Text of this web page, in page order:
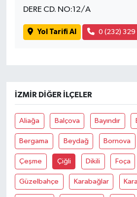
DERE CD. NO:12/A
Yol Tarifi Al 0 (232) 329
İZMIR DIĞER İLÇELER
Aliağa Balçova Bayındır
Bergama Beydağ Bornova
Çeşme Çiğli Dikili Foça
Güzelbahçe Karabağlar